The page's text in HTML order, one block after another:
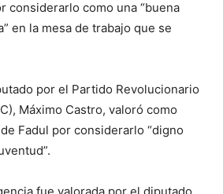
considerarlo como una “buena
en la mesa de trabajo que se
por el Partido Revolucionario
Máximo Castro, valoró como
Fadul por considerarlo “digno